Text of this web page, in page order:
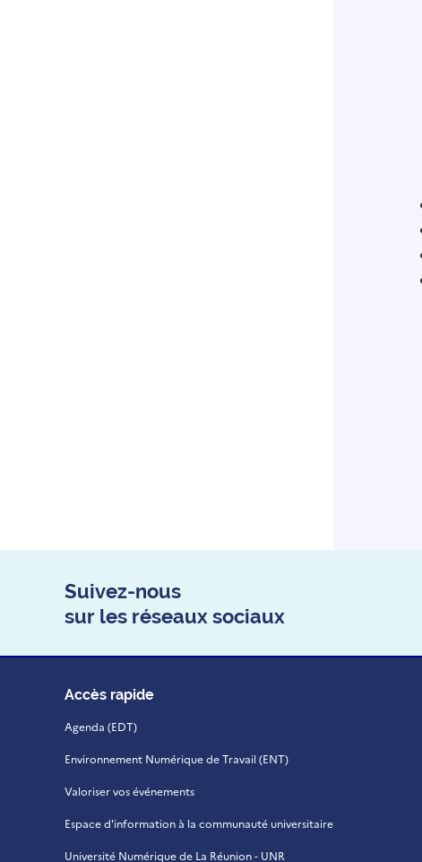
Suivez-nous
sur les réseaux sociaux
Accès rapide
Agenda (EDT)
Environnement Numérique de Travail (ENT)
Valoriser vos événements
Espace d'information à la communauté universitaire
Université Numérique de La Réunion - UNR